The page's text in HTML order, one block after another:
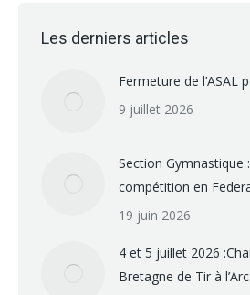
Les derniers articles
Fermeture de l’ASAL
9 juillet 2026
Section Gymnastique
compétition en
19 juin 2026
4 et 5 juillet 2026
Bretagne de Tir à